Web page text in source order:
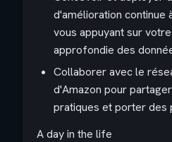
d'amélioration continue
vous appuyant sur
approfondie des
Collaborer avec le
d'Amazon pour
pratiques et porter des
A day in the life